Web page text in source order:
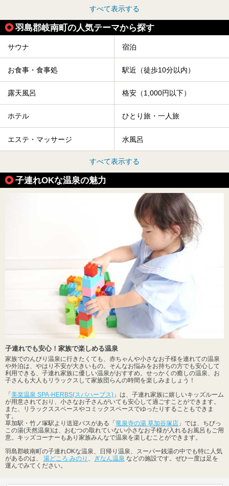
すべて表示する
羽島郡岐南町の人気テーマから探す
サウナ 宿泊
お食事・食事処 駅近（徒歩10分以内）
露天風呂 格安（1,000円以下）
ホテル ひとり旅・一人旅
エステ・マッサージ 水風呂
すべて表示する
子連れOKな温泉の魅力
子連れでも安心！家族で楽しめる温泉
家族でのんびり温泉に行きたくても、赤ちゃんや小さなお子様を連れての温泉
や外泊は、やはり不安が大きいもの。そんなお悩みをお持ちの方でも安心して
利用できる、子連れ家族に優しい温泉がおすすめ。せっかくの癒しの温泉、お
子さんも大人もリラックスして家族団らんの時間を楽しみましょう！
「美楽温泉 SPA-HERBS(スパハーブス) 」は、子連れ家族に嬉しいキッズルーム
が用意されており、小さなお子さんがいても安心して過ごすことができます。
また、リラックススペースやコミックスペースでゆったりすることもできま
す。
草加駅・竹ノ塚駅より送迎バスがある「竜泉寺の湯 草加谷塚店 」では、ちびっ
この湯(天然温泉)は、おむつの取れていない小さなお子様が入れるお風呂もご用
意。キッズコーナーもあり家族みんなで温泉を楽しむことができます。
羽島郡岐南町の子連れOKな温泉、日帰り温泉、スーパー銭湯の中でも特に人気
があるのは、 湯どころ みのり ぎなん温泉 などの施設です。ぜひ一度は足を
運んでみてください。